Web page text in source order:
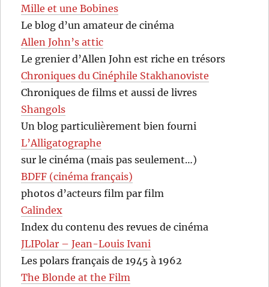
Mille et une Bobines
Le blog d’un amateur de cinéma
Allen John’s attic
Le grenier d’Allen John est riche en trésors
Chroniques du Cinéphile Stakhanoviste
Chroniques de films et aussi de livres
Shangols
Un blog particulièrement bien fourni
L’Alligatographe
sur le cinéma (mais pas seulement…)
BDFF (cinéma français)
photos d’acteurs film par film
Calindex
Index du contenu des revues de cinéma
JLIPolar – Jean-Louis Ivani
Les polars français de 1945 à 1962
The Blonde at the Film